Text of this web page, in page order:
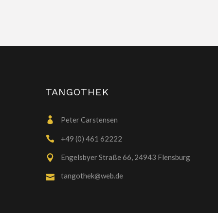
TANGOTHEK
Peter Carstensen
+49 (0) 461 62222
Engelsbyer Straße 66, 24943 Flensburg
tangothek@web.de